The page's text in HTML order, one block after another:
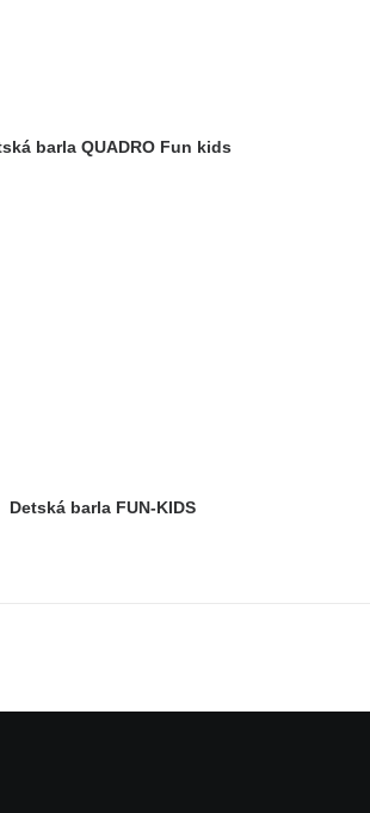
barla QUADRO Fun kids
Detská barla FUN-KIDS